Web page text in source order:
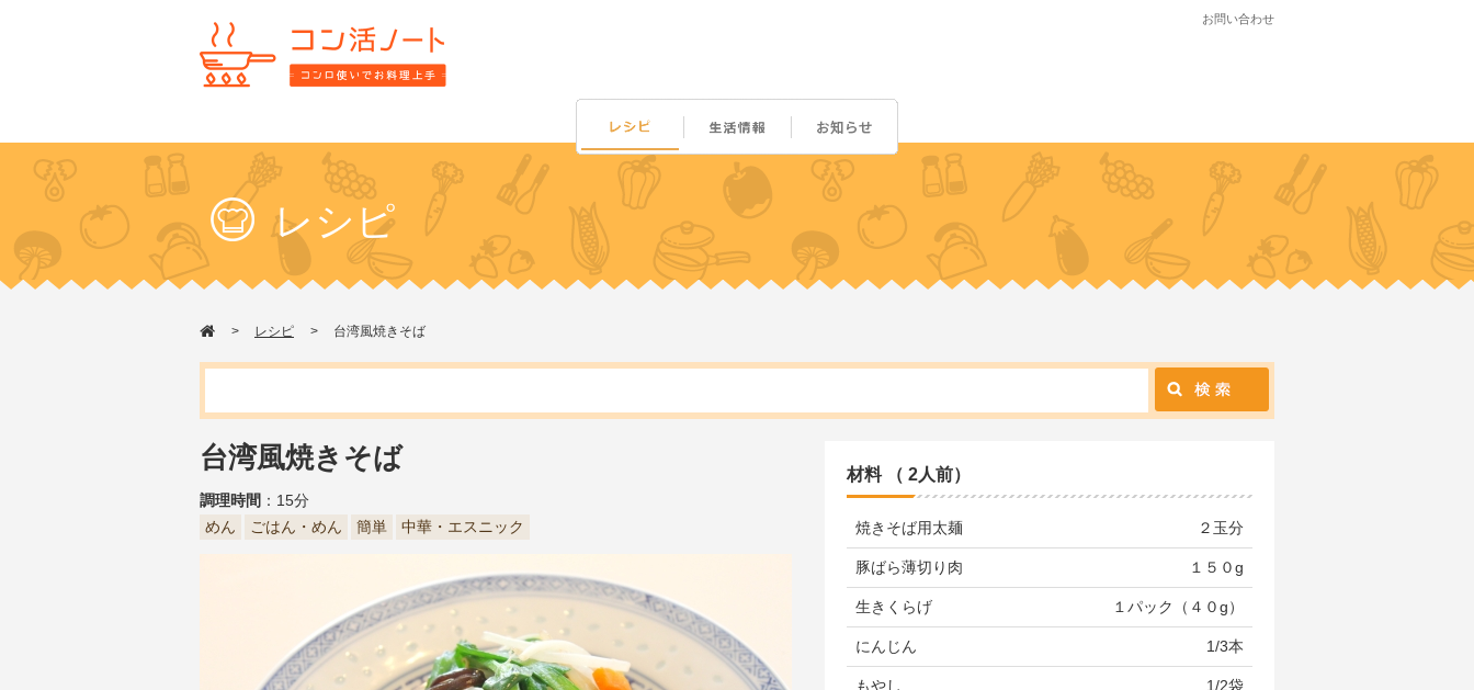
お問い合わせ
レシピ
レシピ 台湾風焼きそば
台湾風焼きそば
調理時間 ：15分
めん
ごはん・めん 簡単 中華・エスニック
材料 （ 2人前）
焼きそば用太麺 ２玉分
豚ばら薄切り肉 １５０g
生きくらげ １パック（４０g）
にんじん 1/3本
もやし 1/2袋